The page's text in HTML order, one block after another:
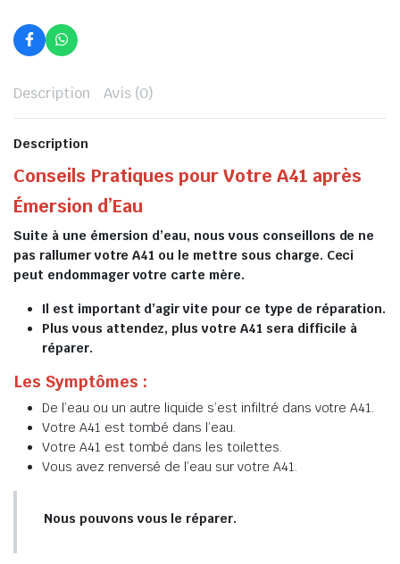
Description Avis (0)
Description
Conseils Pratiques pour Votre A41 après
Émersion d’Eau
Suite à une émersion d’eau, nous vous conseillons de ne
pas rallumer votre A41 ou le mettre sous charge. Ceci
peut endommager votre carte mère.
Il est important d’agir vite pour ce type de réparation.
Plus vous attendez, plus votre A41 sera difficile à
réparer.
Les Symptômes :
De l’eau ou un autre liquide s’est infiltré dans votre A41.
Votre A41 est tombé dans l’eau.
Votre A41 est tombé dans les toilettes.
Vous avez renversé de l’eau sur votre A41.
Nous pouvons vous le réparer.